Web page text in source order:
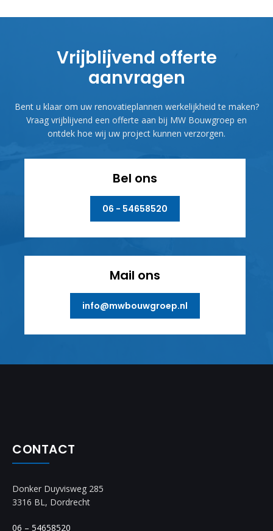
Vrijblijvend offerte
aanvragen
Bent u klaar om uw renovatieplannen werkelijkheid te maken?
Vraag vrijblijvend een offerte aan bij MW Bouwgroep en
ontdek hoe wij uw project kunnen verzorgen.
Bel ons
06 - 54658520
Mail ons
info@mwbouwgroep.nl
CONTACT
Donker Duyvisweg 285
3316 BL, Dordrecht
06 – 54658520